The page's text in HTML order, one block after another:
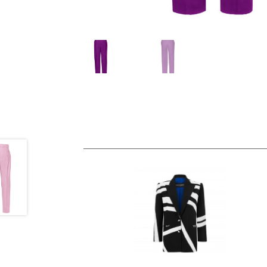
Zapisz
E-
mail
WPISZ SWÓJ ADRES E-MAIL
Zapisując się do